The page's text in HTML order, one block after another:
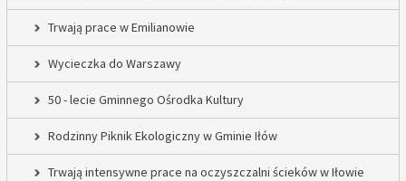
Trwają prace w Emilianowie
Wycieczka do Warszawy
50 - lecie Gminnego Ośrodka Kultury
Rodzinny Piknik Ekologiczny w Gminie Iłów
Trwają intensywne prace na oczyszczalni ścieków w Iłowie